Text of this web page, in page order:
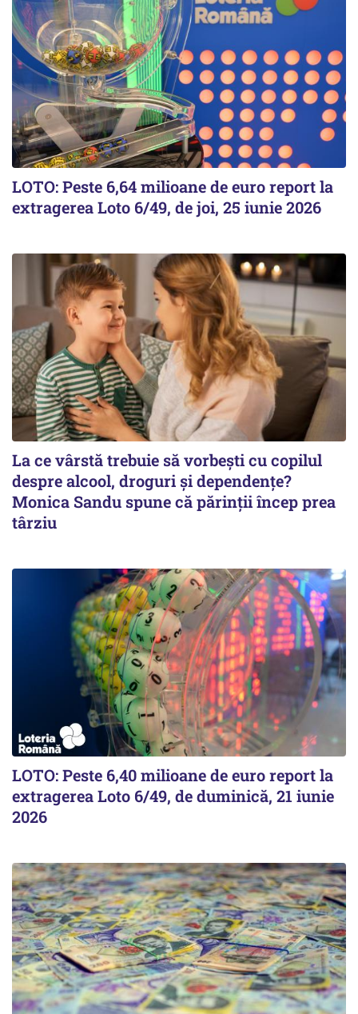
LOTO: Peste 6,64 milioane de euro report la
extragerea Loto 6/49, de joi, 25 iunie 2026
La ce vârstă trebuie să vorbești cu copilul
despre alcool, droguri și dependențe?
Monica Sandu spune că părinții încep prea
târziu
LOTO: Peste 6,40 milioane de euro report la
extragerea Loto 6/49, de duminică, 21 iunie
2026